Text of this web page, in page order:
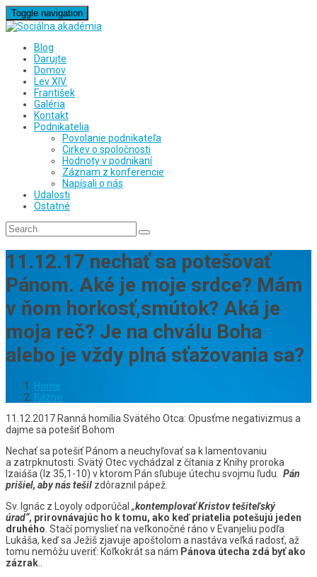
Toggle navigation
Blog
Darujte
Domov
Lev XIV.
František
Galéria
Kontakt
Podnikatelia
Povolanie podnikateľa
Cirkev o spoločnosti
Hodnoty v podnikaní
Záznam z konferencie
Napísali o nás
Udalosti
Ostatné
11.12.17 nechať sa potešovať
Pánom. Aké je moje srdce? Mám
v ňom horkosť,smútok? Aká je
moja reč? Je na chválu Boha
alebo je vždy plná sťažovania sa?
Home
Kázne
11.12.2017 Ranná homília Svätého Otca: Opusťme negativizmus a
dajme sa potešiť Bohom
Nechať sa potešiť Pánom a neuchyľovať sa k lamentovaniu
a zatrpknutosti. Svätý Otec vychádzal z čítania z Knihy proroka
Izaiáša (Iz 35,1-10) v ktorom Pán sľubuje útechu svojmu ľudu.
Pán
prišiel, aby nás tešil zdôraznil pápež.
Sv. Ignác z Loyoly odporúčal „kontemplovať Kristov tešiteľský
úrad“, prirovnávajúc ho k tomu, ako keď priatelia potešujú jeden
druhého . Stačí pomyslieť na veľkonočné ráno v Evanjeliu podľa
Lukáša, keď sa Ježiš zjavuje apoštolom a nastáva veľká radosť, až
tomu nemôžu uveriť: Koľkokrát sa nám Pánova útecha zdá byť ako
zázrak